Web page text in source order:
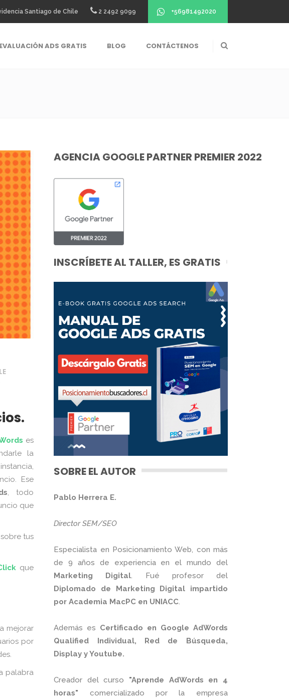
Santiago de Chile 2 2492 9099 +56981492020
EVALUACIÓN ADS GRATIS BLOG CONTÁCTENOS
es
la
Ese
, todo
que
tus
que
mejorar
por
palabra
AGENCIA GOOGLE PARTNER PREMIER 2022
INSCRÍBETE AL TALLER, ES GRATIS
SOBRE EL AUTOR
Pablo Herrera E.
Director SEM/SEO
Especialista en Posicionamiento Web, con más
de 9 años de experiencia en el mundo del
Marketing Digital. Fué profesor del
Diplomado de Marketing Digital impartido
por Academia MacPC en UNIACC.
Además es Certificado en Google AdWords
Qualified Individual, Red de Búsqueda,
Display y Youtube.
Creador del curso "Aprende AdWords en 4
horas" comercializado por la empresa